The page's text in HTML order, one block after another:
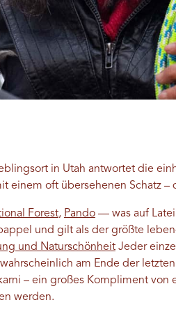
in Utah antwortet die
einem oft übersehenen Schatz –
Forest, Pando— was auf
und gilt als der größte
und NaturschönheitJeder
am Ende der
– ein großes Kompliment von
werden.